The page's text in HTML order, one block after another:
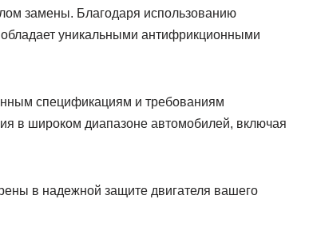
замены. Благодаря использованию
уникальными антифрикционными
спецификациям и требованиям
в широком диапазоне автомобилей, включая
в надежной защите двигателя вашего